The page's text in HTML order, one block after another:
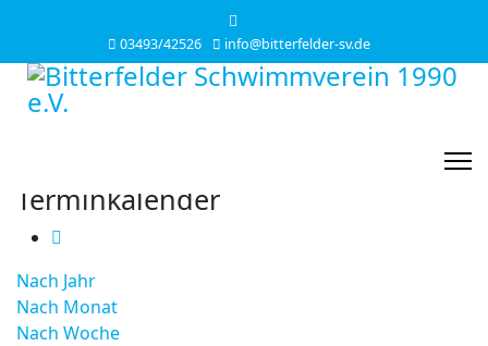
03493/42526 info@bitterfelder-sv.de
Terminkalender
Nach Jahr
Nach Monat
Nach Woche